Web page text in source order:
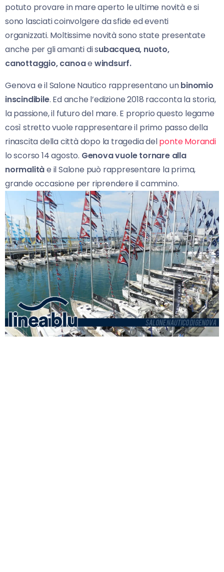
potuto provare in mare aperto le ultime novità e si
sono lasciati coinvolgere da sfide ed eventi
organizzati. Moltissime novità sono state presentate
anche per gli amanti di subacquea, nuoto,
canottaggio, canoae windsurf.
Genova e il Salone Nautico rappresentano unbinomio
inscindibile. Ed anche l’edizione 2018 racconta la storia,
la passione, il futuro del mare. E proprio questo legame
così stretto vuole rappresentare il primo passo della
rinascita della città dopo la tragedia delponte Morandi
lo scorso 14 agosto. Genova vuole tornare alla
normalitàe il Salone può rappresentare la prima,
grande occasione per riprendere il cammino.